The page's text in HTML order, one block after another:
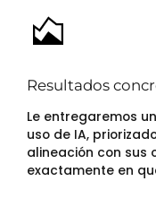
Resultados
Le entregaremos
uso de IA,
alineación con sus
exactamente en